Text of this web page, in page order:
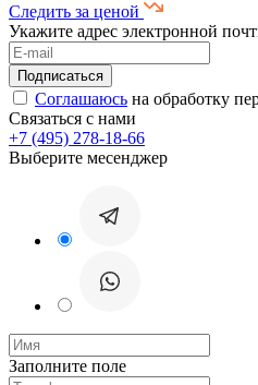
Следить за ценой
Укажите адрес электронной
Соглашаюсь на обработку
Связаться с нами
+7 (495) 278-18-66
Выберите месенджер
Заполните поле